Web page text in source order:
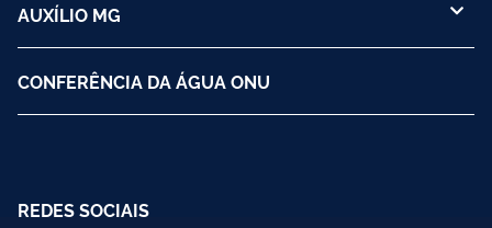
AUXÍLIO MG
CONFERÊNCIA DA ÁGUA ONU
REDES SOCIAIS